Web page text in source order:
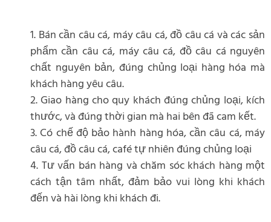
1. Bán cần câu cá, máy câu cá, đồ câu cá và các sản
phẩm cần câu cá, máy câu cá, đồ câu cá nguyên
chất nguyên bản, đúng chủng loại hàng hóa mà
khách hàng yêu câu.
2. Giao hàng cho quy khách đúng chủng loại, kích
thước, và đúng thời gian mà hai bên đã cam kết.
3. Có chế độ bảo hành hàng hóa, cần câu cá, máy
câu cá, đồ câu cá, café tự nhiên đúng chủng loại
4. Tư vấn bán hàng và chăm sóc khách hàng một
cách tận tâm nhất, đảm bảo vui lòng khi khách
đến và hài lòng khi khách đi.